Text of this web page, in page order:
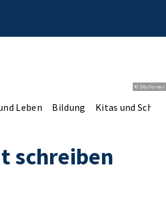
© bbsferrari
Leben Bildung Kitas und
schreiben